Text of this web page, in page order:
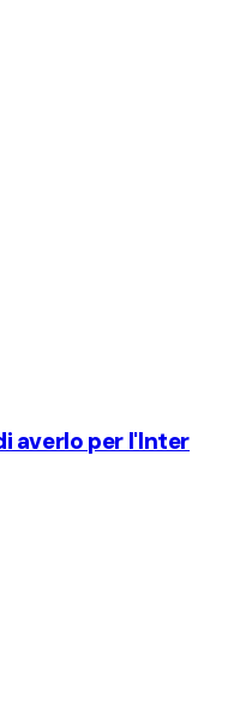
averlo per l'Inter